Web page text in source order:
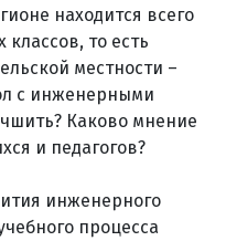
находится всего
то есть
местности –
с инженерными
Каково мнение
и педагогов?
инженерного
процесса